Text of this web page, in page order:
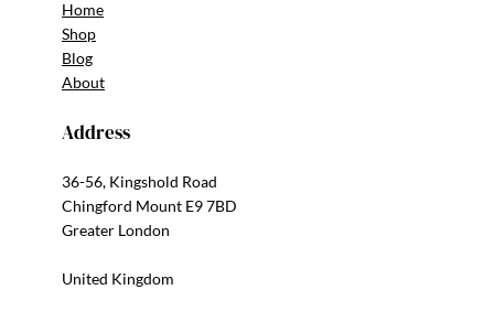
Home
Shop
Blog
About
Address
36-56, Kingshold Road
Chingford Mount E9 7BD
Greater London
United Kingdom